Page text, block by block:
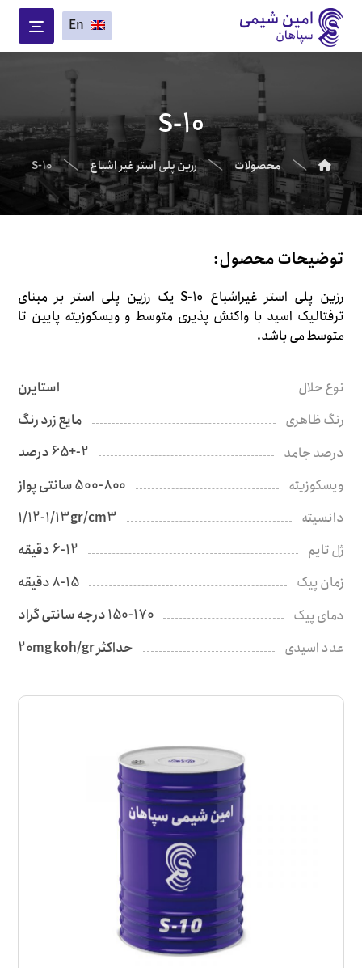
En
S-10
محصولات رزین پلی استر غیر اشباع S-10
توضیحات محصول:
رزین پلی استر غیراشباع S-10 یک رزین پلی استر بر مبنای
ترفتالیک اسید با واکنش پذیری متوسط و ویسکوزیته پایین تا
متوسط می باشد.
نوع حلال
استایرن
رنگ ظاهری
مایع زرد رنگ
درصد جامد
2-+65 درصد
ویسکوزیته
500-800 سانتی پواز
دانسیته
1/12-1/13gr/cm3
ژل تایم
6-12 دقیقه
زمان پیک
8-15 دقیقه
دمای پیک
150-170 درجه سانتی گراد
عدد اسیدی
حداکثر 20mg koh/gr